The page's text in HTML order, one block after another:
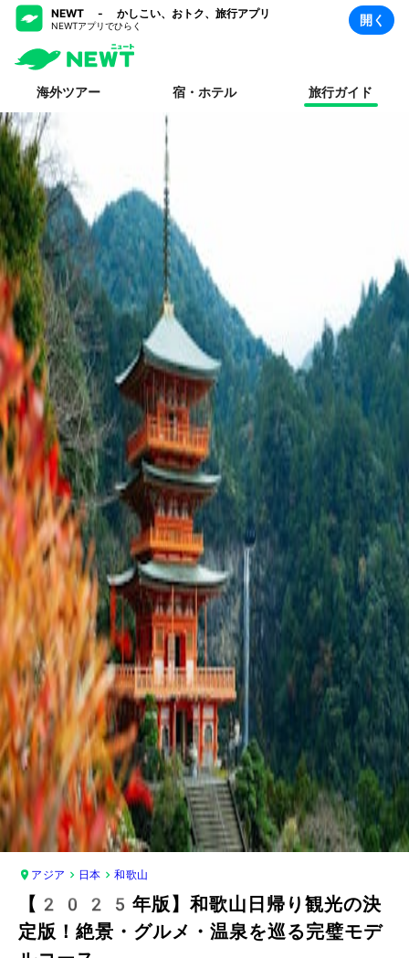
NEWT - かしこい、おトク、旅行アプリ
NEWTアプリでひらく 開く
海外ツアー 宿・ホテル 旅行ガイド
アジア 日本 和歌山
【2025年版】和歌山日帰り観光の決
定版！絶景・グルメ・温泉を巡る完璧モデ